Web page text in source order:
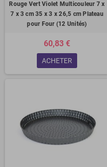
Rouge Vert Violet Multicouleur 7 x
7 x 3 cm 35 x 3 x 26,5 cm Plateau
pour Four (12 Unités)
60,83 €
ACHETER